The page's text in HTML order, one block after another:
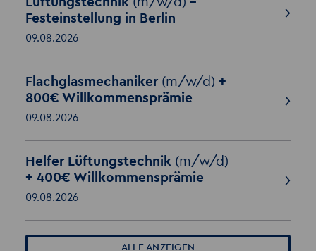
Festeinstellung in Berlin
09.08.2026
Flachglasmechaniker (m/w/d) +
800€ Willkommensprämie
09.08.2026
Helfer Lüftungstechnik (m/w/d)
+ 400€ Willkommensprämie
09.08.2026
ALLE ANZEIGEN